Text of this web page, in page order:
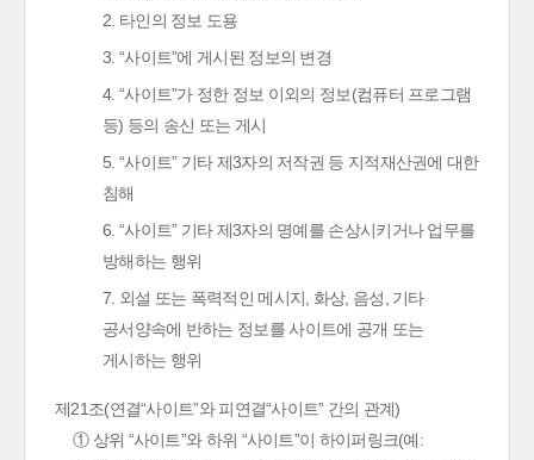
2. 타인의 정보 도용
3. “사이트”에 게시된 정보의 변경
4. “사이트”가 정한 정보 이외의 정보(컴퓨터 프로그램
등) 등의 송신 또는 게시
5. “사이트” 기타 제3자의 저작권 등 지적재산권에 대한
침해
6. “사이트” 기타 제3자의 명예를 손상시키거나 업무를
방해하는 행위
7. 외설 또는 폭력적인 메시지, 화상, 음성, 기타
공서양속에 반하는 정보를 사이트에 공개 또는
게시하는 행위
제21조(연결“사이트”와 피연결“사이트” 간의 관계)
① 상위 “사이트”와 하위 “사이트”이 하이퍼링크(예: